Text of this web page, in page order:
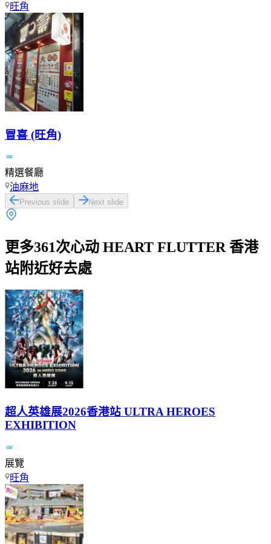
旺角
冒喜 (旺角)
精選餐廳
油麻地
Previous slide Next slide
更多361次心动 HEART FLUTTER 香港
站附近好去處
超人英雄展2026香港站 ULTRA HEROES
EXHIBITION
展覽
旺角